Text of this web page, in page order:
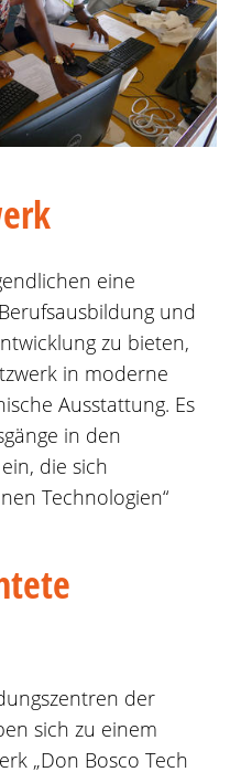
eine
und
zu bieten,
in moderne
Ausstattung. Es
in den
die sich
Technologien“
der
sich zu einem
„Don Bosco Tech